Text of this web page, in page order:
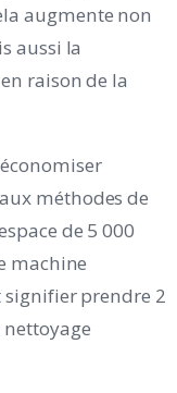
augmente non
aussi la
raison de la
méthodes de
de 5 000
machine
prendre 2